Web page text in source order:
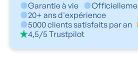
Garantie à vie
20+ ans d'expérience
5000 clients satisfaits par an
4,5/5 Trustpilot